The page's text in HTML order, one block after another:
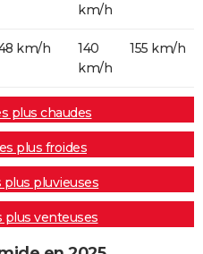
km/h
km/h
140
km/h
155 km/h
plus chaudes
plus froides
plus pluvieuses
plus venteuses